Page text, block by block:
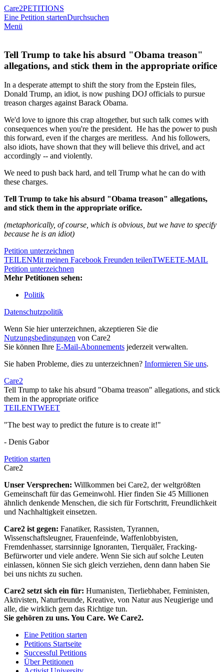
Care2PETITIONS
Eine Petition startenDurchsuchen
Menü
Tell Trump to take his absurd "Obama treason"
allegations, and stick them in the appropriate orifice
In a desperate attempt to shift the story from the Epstein files,
Donald Trump, an idiot, is now pushing DOJ officials to pursue
treason charges against Barack Obama.
We'd love to ignore this crap altogether, but such talk comes with
consequences when you're the president. He has the power to push
this forward, even if the charges are meritless. And his followers,
also idiots, have shown that they will believe this drivel, and act
accordingly -- and violently.
We need to push back hard, and tell Trump what he can do with
these charges.
Tell Trump to take his absurd "Obama treason" allegations,
and stick them in the appropriate orifice.
(metaphorically, of course, which is obvious, but we have to specify
because he is an idiot)
Petition unterzeichnen
TEILENMit meinen Facebook Freunden teilenTWEETE-MAIL
Petition unterzeichnen
Mehr Petitionen sehen:
Politik
Datenschutzpolitik
Wenn Sie hier unterzeichnen, akzeptieren Sie die
Nutzungsbedingungen von Care2
Sie können Ihre E-Mail-Abonnements jederzeit verwalten.
Sie haben Probleme, dies zu unterzeichnen? Informieren Sie uns.
Care2
Tell Trump to take his absurd "Obama treason" allegations, and stick
them in the appropriate orifice
TEILENTWEET
"The best way to predict the future is to create it!"
- Denis Gabor
Petition starten
Care2
Unser Versprechen: Willkommen bei Care2, der weltgrößten
Gemeinschaft für das Gemeinwohl. Hier finden Sie 45 Millionen
ähnlich denkende Menschen, die sich für Fortschritt, Freundlichkeit
und Nachhaltigkeit einsetzen.
Care2 ist gegen: Fanatiker, Rassisten, Tyrannen,
Wissenschaftsleugner, Frauenfeinde, Waffenlobbyisten,
Fremdenhasser, starrsinnige Ignoranten, Tierquäler, Fracking-
Befürworter und viele andere. Wenn Sie sich auf solche Leuten
einlassen, können Sie sich gleich verziehen, denn dann haben Sie
bei uns nichts zu suchen.
Care2 setzt sich ein für: Humanisten, Tierliebhaber, Feministen,
Aktivisten, Naturfreunde, Kreative, von Natur aus Neugierige und
alle, die wirklich gern das Richtige tun.
Sie gehören zu uns. You Care. We Care2.
Eine Petition starten
Petitions Startseite
Successful Petitions
Über Petitionen